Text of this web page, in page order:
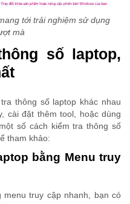
tới trải nghiệm sử dụng
mà
số laptop,
thông số laptop khác nhau
cài đặt thêm tool, hoặc dùng
số cách kiểm tra thông số
tham khảo:
bằng Menu truy
truy cập nhanh, bạn có